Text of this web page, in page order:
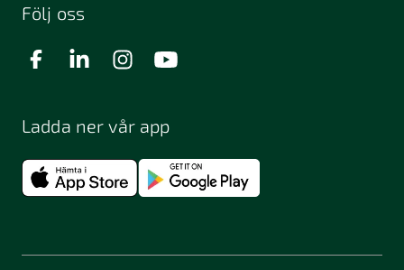
Följ oss
Ladda ner vår app